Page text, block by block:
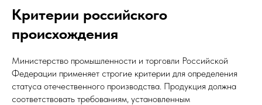
Критерии российского
происхождения
Министерство промышленности и торговли Российской
Федерации применяет строгие критерии для определения
статуса отечественного производства. Продукция должна
соответствовать требованиям, установленным